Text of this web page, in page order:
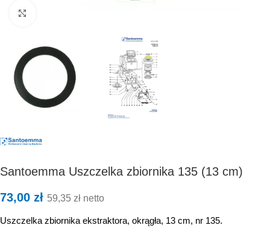
Santoemma Uszczelka zbiornika 135 (13 cm)
73,00 zł 59,35 zł netto
Uszczelka zbiornika ekstraktora, okrągła, 13 cm, nr 135.